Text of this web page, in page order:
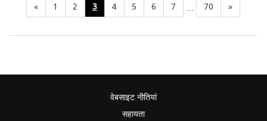
« 1 2 3 4 5 6 7 ... 70 »
वेबसाइट नीतियां
सहायता